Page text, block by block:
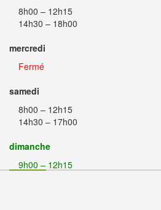
8h00 – 12h15
14h30 – 18h00
mercredi
Fermé
samedi
8h00 – 12h15
14h30 – 17h00
dimanche
9h00 – 12h15